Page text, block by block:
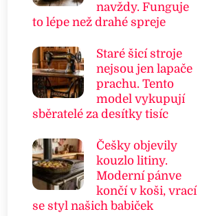
navždy. Funguje
to lépe než drahé spreje
Staré šicí stroje
nejsou jen lapače
prachu. Tento
model vykupují
sběratelé za desítky tisíc
Češky objevily
kouzlo litiny.
Moderní pánve
končí v koši, vrací
se styl našich babiček